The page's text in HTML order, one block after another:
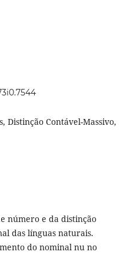
Distinção Contável-Massivo,
número e da distinção
das línguas naturais.
do nominal nu no